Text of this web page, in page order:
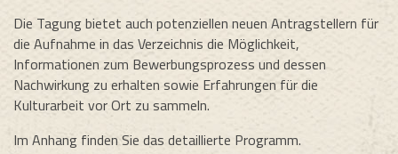
Die Tagung bietet auch potenziellen neuen Antragstellern für
die Aufnahme in das Verzeichnis die Möglichkeit,
Informationen zum Bewerbungsprozess und dessen
Nachwirkung zu erhalten sowie Erfahrungen für die
Kulturarbeit vor Ort zu sammeln.
Im Anhang finden Sie das detaillierte Programm.